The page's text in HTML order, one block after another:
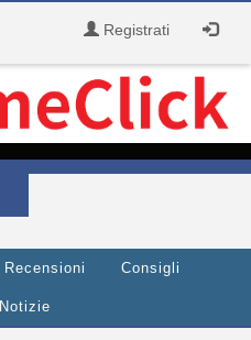
Registrati
Recensioni Consigli
Notizie